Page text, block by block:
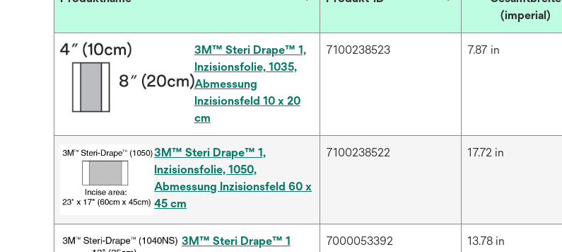
(imperial)
3M™ Steri Drape™ 1,
Inzisionsfolie, 1035,
Abmessung
Inzisionsfeld 10 x 20
cm
7100238523 7.87 in
3M™ Steri Drape™ 1,
Inzisionsfolie, 1050,
Abmessung Inzisionsfeld 60 x
45 cm
7100238522 17.72 in
3M™ Steri Drape™ 1
7000053392 13.78 in